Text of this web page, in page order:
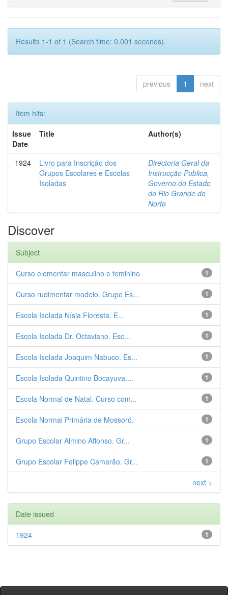
Results 1-1 of 1 (Search time: 0.001 seconds).
previous 1 next
Item hits:
Issue
Date
Title Author(s)
1924
Livro para Inscrição dos
Grupos Escolares e Escolas
Isoladas
Directoria Geral da
Instrucção Publica,
Governo do Estado
do Rio Grande do
Norte
Discover
Subject
1
Curso elementar masculino e feminino
1
Curso rudimentar modelo. Grupo Es...
1
Escola Isolada Nísia Floresta. E...
1
Escola Isolada Dr. Octaviano. Esc...
1
Escola Isolada Joaquim Nabuco. Es...
1
Escola Isolada Quintino Bocayuva....
1
Escola Normal de Natal. Curso com...
1
Escola Normal Primária de Mossoró.
1
Grupo Escolar Almino Affonso. Gr...
1
Grupo Escolar Felippe Camarão. Gr...
next >
Date issued
1
1924